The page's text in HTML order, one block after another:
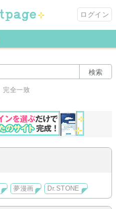
ログイン
検索
完全一致
夢漫画 Dr.STONE